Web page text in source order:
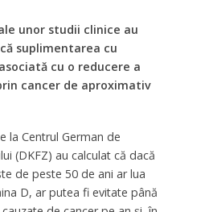
unor studii clinice au
suplimentarea cu
cu o reducere a
cancer de aproximativ
la Centrul German de
(DKFZ) au calculat că dacă
de peste 50 de ani ar lua
D, ar putea fi evitate până